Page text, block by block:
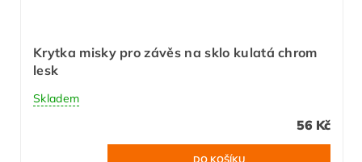
Krytka misky pro závěs na sklo kulatá chrom
lesk
Skladem
56 Kč